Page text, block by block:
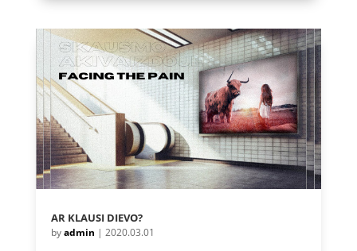
AR KLAUSI DIEVO?
byadmin | 2020.03.01